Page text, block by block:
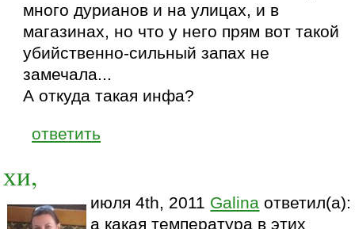
много дурианов и на улицах, и в
магазинах, но что у него прям вот такой
убийственно-сильный запах не
замечала...
А откуда такая инфа?
ответить
хи,
июля 4th, 2011 Galina ответил(а):
а какая температура в этих